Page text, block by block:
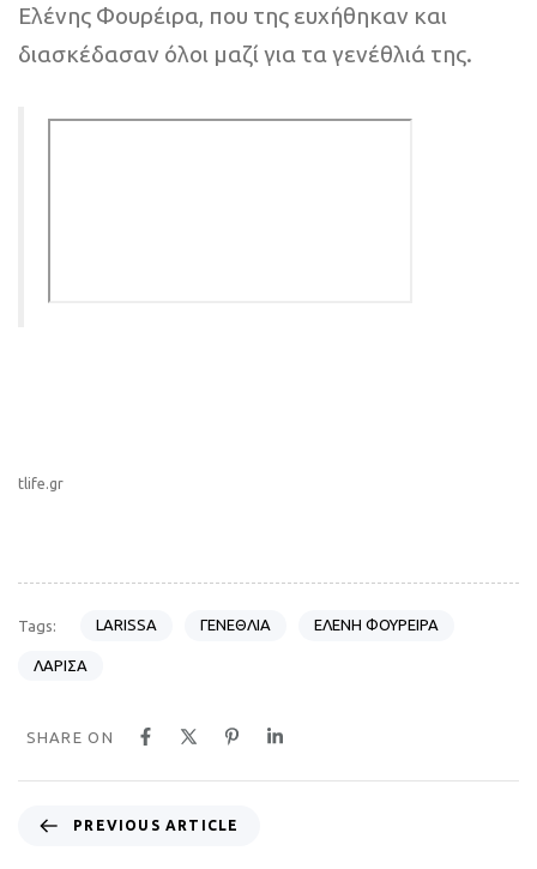
Ελένης Φουρέιρα, που της ευχήθηκαν και
διασκέδασαν όλοι μαζί για τα γενέθλιά της.
tlife.gr
Tags: LARISSA ΓΕΝΕΘΛΙΑ ΕΛΕΝΗ ΦΟΥΡΕΙΡΑ
ΛΑΡΙΣΑ
SHARE ON
PREVIOUS ARTICLE